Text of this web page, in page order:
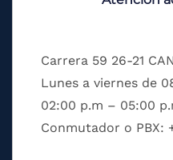
Carrera 59 26-21
Lunes a viernes de
02:00 p.m – 05:00
Conmutador o PBX: